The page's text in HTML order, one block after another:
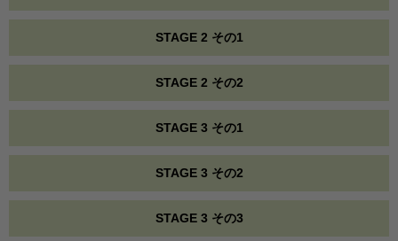
STAGE 2 その1
STAGE 2 その2
STAGE 3 その1
STAGE 3 その2
STAGE 3 その3